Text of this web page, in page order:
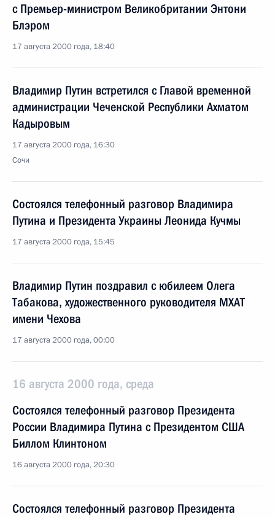
с Премьер-министром Великобритании Энтони
Блэром
17 августа 2000 года, 18:40
Владимир Путин встретился с Главой временной
администрации Чеченской Республики Ахматом
Кадыровым
17 августа 2000 года, 16:30
Сочи
Состоялся телефонный разговор Владимира
Путина и Президента Украины Леонида Кучмы
17 августа 2000 года, 15:45
Владимир Путин поздравил с юбилеем Олега
Табакова, художественного руководителя МХАТ
имени Чехова
17 августа 2000 года, 00:00
16 августа 2000 года, среда
Состоялся телефонный разговор Президента
России Владимира Путина с Президентом США
Биллом Клинтоном
16 августа 2000 года, 20:30
Состоялся телефонный разговор Президента